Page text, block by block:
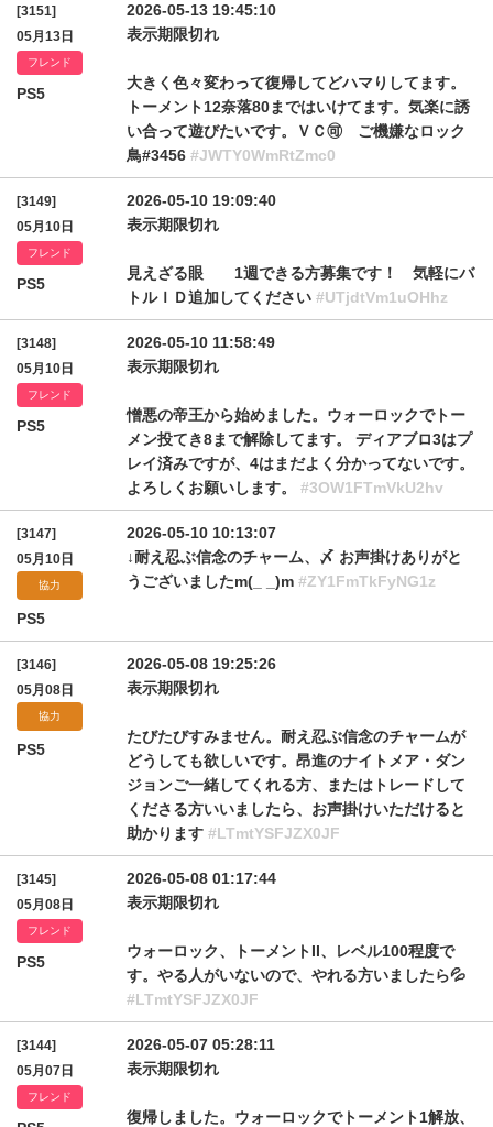
[3151]
05月13日
フレンド
PS5
2026-05-13 19:45:10
表示期限切れ
大きく色々変わって復帰してどハマりしてます。
トーメント12奈落80まではいけてます。気楽に誘
い合って遊びたいです。ＶＣ🉑 ご機嫌なロック
鳥#3456 #JWTY0WmRtZmc0
[3149]
05月10日
フレンド
PS5
2026-05-10 19:09:40
表示期限切れ
見えざる眼 1週できる方募集です！ 気軽にバ
トルＩＤ追加してください #UTjdtVm1uOHhz
[3148]
05月10日
フレンド
PS5
2026-05-10 11:58:49
表示期限切れ
憎悪の帝王から始めました。ウォーロックでトー
メン投てき8まで解除してます。 ディアブロ3はプ
レイ済みですが、4はまだよく分かってないです。
よろしくお願いします。 #3OW1FTmVkU2hv
[3147]
05月10日
協力
PS5
2026-05-10 10:13:07
↓耐え忍ぶ信念のチャーム、〆 お声掛けありがと
うございましたm(_ _)m #ZY1FmTkFyNG1z
[3146]
05月08日
協力
PS5
2026-05-08 19:25:26
表示期限切れ
たびたびすみません。耐え忍ぶ信念のチャームが
どうしても欲しいです。昂進のナイトメア・ダン
ジョンご一緒してくれる方、またはトレードして
くださる方いいましたら、お声掛けいただけると
助かります #LTmtYSFJZX0JF
[3145]
05月08日
フレンド
PS5
2026-05-08 01:17:44
表示期限切れ
ウォーロック、トーメントII、レベル100程度で
す。やる人がいないので、やれる方いましたら💦
#LTmtYSFJZX0JF
[3144]
05月07日
フレンド
2026-05-07 05:28:11
表示期限切れ
復帰しました。ウォーロックでトーメント1解放、